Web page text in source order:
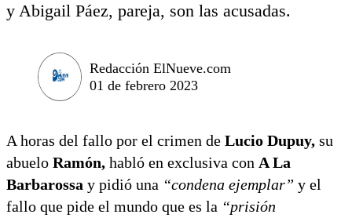
y Abigail Páez, pareja, son las acusadas.
Redacción ElNueve.com
01 de febrero 2023
A horas del fallo por el crimen de Lucio Dupuy, su
abuelo Ramón, habló en exclusiva con A La
Barbarossa y pidió una “condena ejemplar” y el
fallo que pide el mundo que es la “prisión